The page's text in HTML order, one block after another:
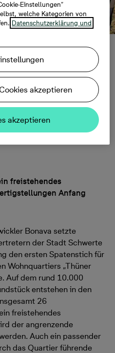
für 27
in
freistehendes
Anfang
Bonava setzte
der Stadt Schwerte
den ersten Spatenstich für
Wohnquartiers „Thüner
Auf dem rund 10.000
entstehen in den
26
freistehendes
der angrenzende
Auch ein passender
das Quartier führende
Einstellungen“
welche Kategorien von
Datenschutzerklärung und
akzeptieren
akzeptieren